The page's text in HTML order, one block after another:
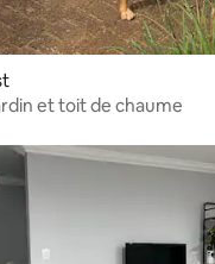
et toit de chaume